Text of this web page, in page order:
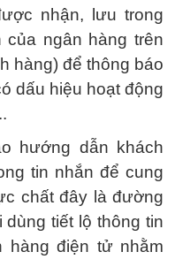
nhận, lưu trong
ngân hàng trên
hàng) để thông báo
dấu hiệu hoạt động
hướng dẫn khách
tin nhắn để cung
chất đây là đường
tiết lộ thông tin
hàng điện tử nhằm